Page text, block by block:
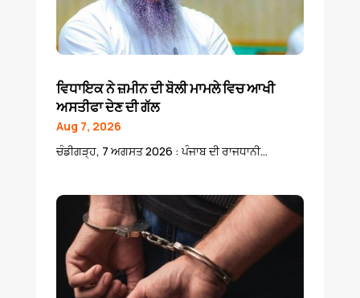
ਵਿਧਾਇਕ ਨੇ ਜ਼ਮੀਨ ਦੀ ਬੋਲੀ ਮਾਮਲੇ ਵਿਚ ਆਖੀ
ਅਸਤੀਫਾ ਦੇਣ ਦੀ ਗੱਲ
Aug 7, 2026
ਚੰਡੀਗੜ੍ਹ, 7 ਅਗਸਤ 2026 : ਪੰਜਾਬ ਦੀ ਰਾਜਧਾਨੀ...